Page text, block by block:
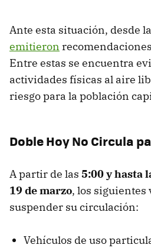
Ante esta situación, desde
emitieron
Entre estas se encuentra
actividades físicas al aire
riesgo para la población
Doble Hoy No Circula
A partir de las 5:00 y hasta
19 de marzo, los siguientes
suspender su circulación:
Vehículos de uso